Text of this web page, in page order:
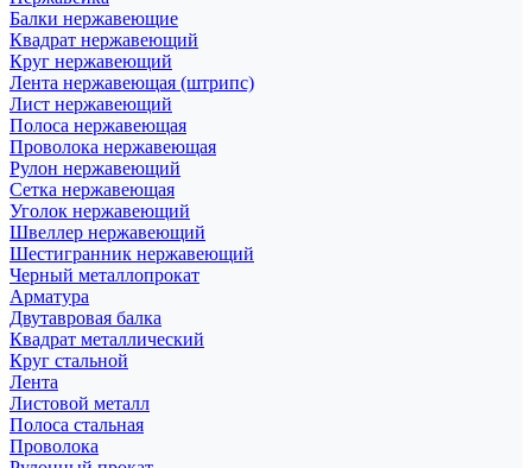
Балки нержавеющие
Квадрат нержавеющий
Круг нержавеющий
Лента нержавеющая (штрипс)
Лист нержавеющий
Полоса нержавеющая
Проволока нержавеющая
Рулон нержавеющий
Сетка нержавеющая
Уголок нержавеющий
Швеллер нержавеющий
Шестигранник нержавеющий
Черный металлопрокат
Арматура
Двутавровая балка
Квадрат металлический
Круг стальной
Лента
Листовой металл
Полоса стальная
Проволока